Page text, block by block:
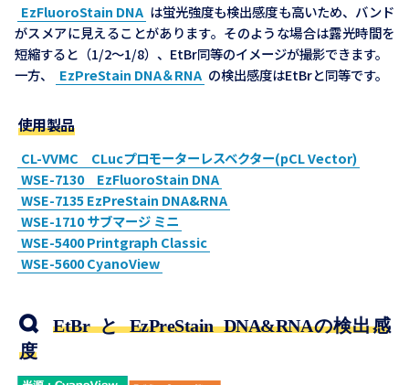
EzFluoroStain DNA は蛍光強度も検出感度も高いため、バンド
がスメアに見えることがあります。そのような場合は露光時間を
短縮すると（1/2～1/8）、EtBr同等のイメージが撮影できます。
一方、
EzPreStain DNA＆RNA の検出感度はEtBrと同等です。
使用製品
CL-VVMC CLucプロモーターレスベクター(pCL Vector)
WSE-7130 EzFluoroStain DNA
WSE-7135 EzPreStain DNA&RNA
WSE-1710 サブマージ ミニ
WSE-5400 Printgraph Classic
WSE-5600 CyanoView
EtBr と EzPreStain DNA&RNAの検出感
度